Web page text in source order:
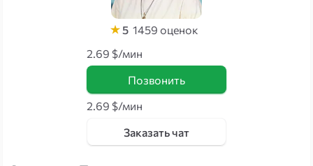
5 1459 оценок
2.69 $/мин
Позвонить
2.69 $/мин
Заказать чат